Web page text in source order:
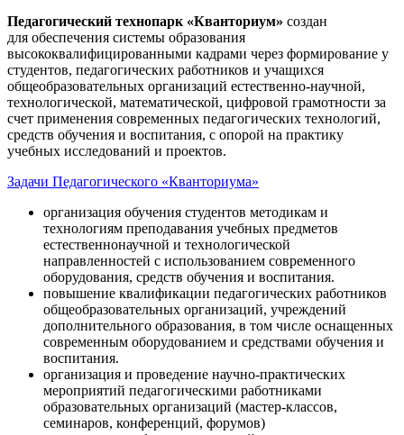
Педагогический технопарк «Кванториум» создан
для обеспечения системы образования
высококвалифицированными кадрами через формирование у
студентов, педагогических работников и учащихся
общеобразовательных организаций естественно-научной,
технологической, математической, цифровой грамотности за
счет применения современных педагогических технологий,
средств обучения и воспитания, с опорой на практику
учебных исследований и проектов.
Задачи Педагогического «Кванториума»
организация обучения студентов методикам и
технологиям преподавания учебных предметов
естественнонаучной и технологической
направленностей с использованием современного
оборудования, средств обучения и воспитания.
повышение квалификации педагогических работников
общеобразовательных организаций, учреждений
дополнительного образования, в том числе оснащенных
современным оборудованием и средствами обучения и
воспитания.
организация и проведение научно-практических
мероприятий педагогическими работниками
образовательных организаций (мастер-классов,
семинаров, конференций, форумов)